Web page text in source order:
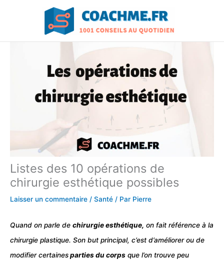
Listes des 10 opérations de
chirurgie esthétique possibles
Laisser un commentaire / Santé / Par Pierre
Quand on parle de chirurgie esthétique, on fait référence à la
chirurgie plastique. Son but principal, c’est d’améliorer ou de
modifier certainesparties du corps que l’on trouve peu